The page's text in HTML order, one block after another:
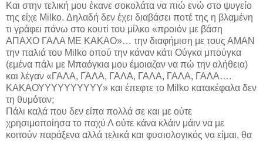
Και στην τελική μου έκανε σοκολάτα να πιώ ενώ στο ψυγείο
της είχε Milko. Δηλαδή δεν έχει διαβάσει ποτέ της η βλαμένη
τι γράφει πάνω στο κουτί του μίλκο «προιόν με βάση
ΑΠΑΧΟ ΓΑΛΑ ΜΕ ΚΑΚΑΟ»… την διαφήμιση με τους ΑΜΑΝ
την παλιά του Milko οπού την κάναν κάτι Ούγκα μπούγκα
(εμένα πάλι με Μπαόγκια μου έμοιαζαν να πώ την αλήθεια)
και λέγαν «ΓΑΛΑ, ΓΑΛΑ, ΓΑΛΑ, ΓΑΛΑ, ΓΑΛΑ, ΓΑΛΑ….
ΚΑΚΑΟΥΥΥΥΥΥΥΥΥΥ» και έπεφτε το Milko κατακέφαλα δεν
τη θυμόταν;
Πάλι καλά που δεν είπα πολλά σε και με ούτε
χρησιμοποίησα το παχύ Λ ούτε κάνα κλάιν μάιν να με
κοιτούν παράξενα αλλά τελικά και φυσιολογικός να είμαι, θα